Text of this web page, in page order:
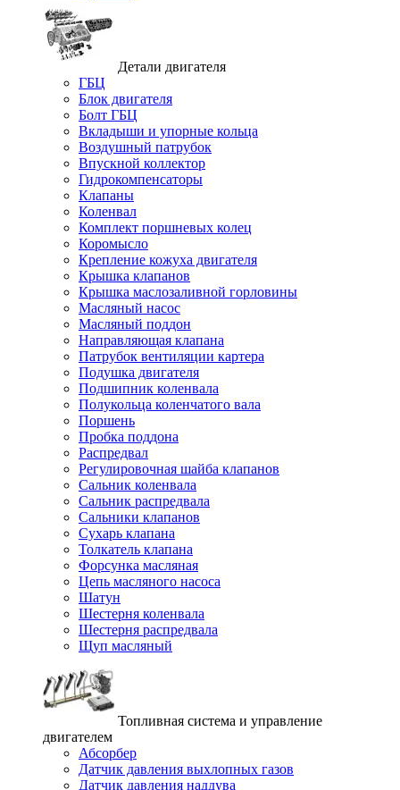
Детали двигателя
ГБЦ
Блок двигателя
Болт ГБЦ
Вкладыши и упорные кольца
Воздушный патрубок
Впускной коллектор
Гидрокомпенсаторы
Клапаны
Коленвал
Комплект поршневых колец
Коромысло
Крепление кожуха двигателя
Крышка клапанов
Крышка маслозаливной горловины
Масляный насос
Масляный поддон
Направляющая клапана
Патрубок вентиляции картера
Подушка двигателя
Подшипник коленвала
Полукольца коленчатого вала
Поршень
Пробка поддона
Распредвал
Регулировочная шайба клапанов
Сальник коленвала
Сальник распредвала
Сальники клапанов
Сухарь клапана
Толкатель клапана
Форсунка масляная
Цепь масляного насоса
Шатун
Шестерня коленвала
Шестерня распредвала
Щуп масляный
Топливная система и управление
двигателем
Абсорбер
Датчик давления выхлопных газов
Датчик давления наддува